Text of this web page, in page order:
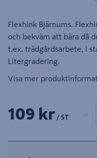
Flexhink Bjärnums.
och bekväm att bära då
t.ex. trädgårdsarbete, i
Litergradering.
Visa mer
109 kr / ST −